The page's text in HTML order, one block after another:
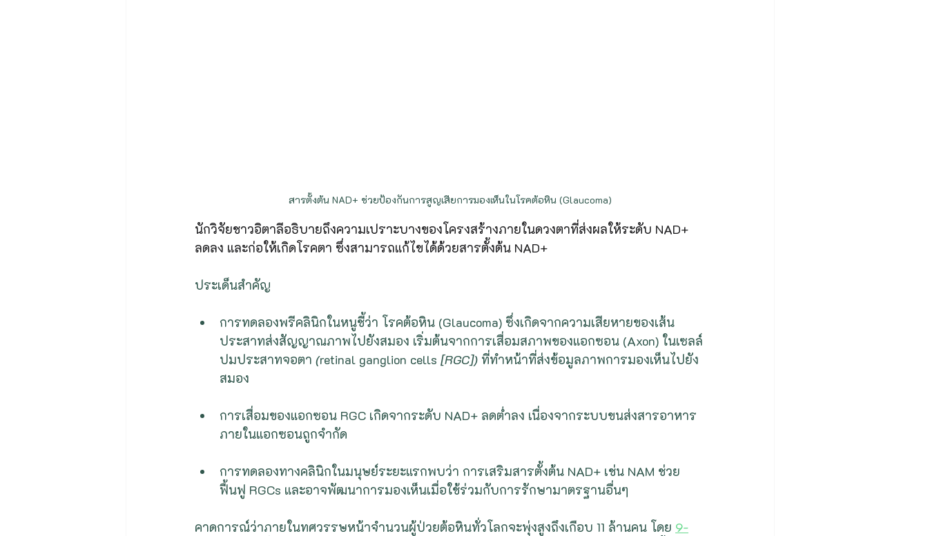
สารตั้งต้น NAD+ ช่วยป้องกันการสูญเสียการมองเห็นในโรคต้อหิน (Glaucoma)
นักวิจัยชาวอิตาลีอธิบายถึงความเปราะบางของโครงสร้างภายในดวงตาที่ส่งผลให้ระดับ NAD+
ลดลง และก่อให้เกิดโรคตา ซึ่งสามารถแก้ไขได้ด้วยสารตั้งต้น NAD+
ประเด็นสำคัญ
การทดลองพรีคลินิกในหนูชี้ว่า โรคต้อหิน (Glaucoma) ซึ่งเกิดจากความเสียหายของเส้น
ประสาทส่งสัญญาณภาพไปยังสมอง เริ่มต้นจากการเสื่อมสภาพของแอกซอน (Axon) ในเซลล์
ปมประสาทจอตา (retinal ganglion cells [RGC]) ที่ทำหน้าที่ส่งข้อมูลภาพการมองเห็นไปยัง
สมอง
การเสื่อมของแอกซอน RGC เกิดจากระดับ NAD+ ลดต่ำลง เนื่องจากระบบขนส่งสารอาหาร
ภายในแอกซอนถูกจำกัด
การทดลองทางคลินิกในมนุษย์ระยะแรกพบว่า การเสริมสารตั้งต้น NAD+ เช่น NAM ช่วย
ฟื้นฟู RGCs และอาจพัฒนาการมองเห็นเมื่อใช้ร่วมกับการรักษามาตรฐานอื่นๆ
คาดการณ์ว่าภายในทศวรรษหน้าจำนวนผู้ป่วยต้อหินทั่วโลกจะพุ่งสูงถึงเกือบ 11 ล้านคน โดย 9-